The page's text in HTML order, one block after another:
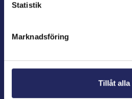
Statistik
Marknadsföring
Tillåt alla
kulturens väktare och utgivare
Bölegatan 2
00240 Helsingfors